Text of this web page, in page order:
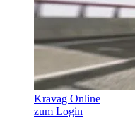
Kravag Online
zum Login